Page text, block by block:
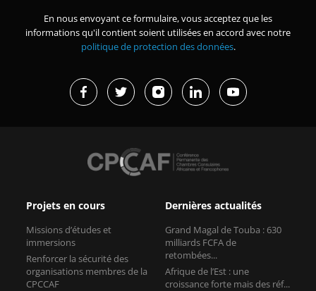
En nous envoyant ce formulaire, vous acceptez que les
informations qu'il contient soient utilisées en accord avec notre
politique de protection des données.
Projets en cours
Missions d’études et
immersions
Renforcer la sécurité des
organisations membres de la
CPCCAF
Dernières actualités
Grand Magal de Touba : 630
milliards FCFA de
retombées...
Afrique de l’Est : une
croissance forte mais des réf...